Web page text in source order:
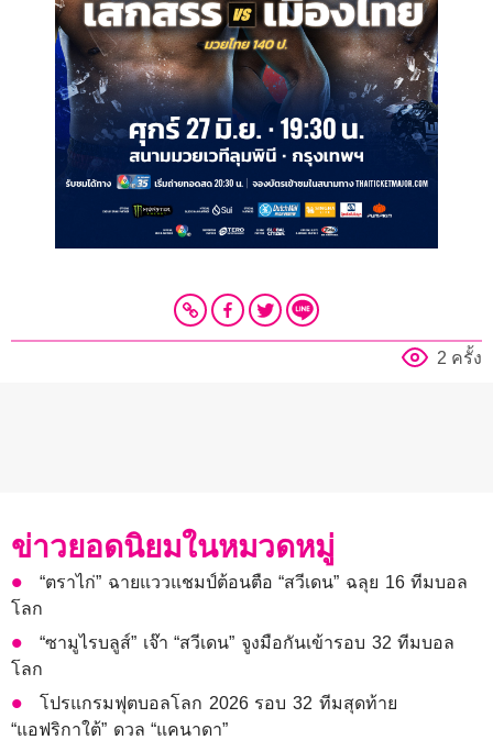
2 ครั้ง
ข่าวยอดนิยมในหมวดหมู่
“ตราไก่” ฉายแววแชมป์ต้อนตือ “สวีเดน” ฉลุย 16 ทีมบอล
โลก
“ซามูไรบลูส์” เจ๊า “สวีเดน” จูงมือกันเข้ารอบ 32 ทีมบอล
โลก
โปรแกรมฟุตบอลโลก 2026 รอบ 32 ทีมสุดท้าย
“แอฟริกาใต้” ดวล “แคนาดา”